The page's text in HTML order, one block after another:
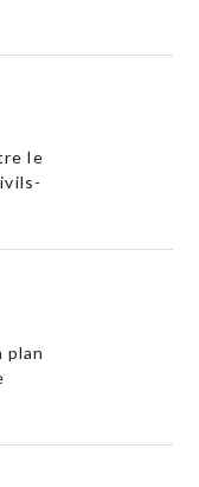
le
plan